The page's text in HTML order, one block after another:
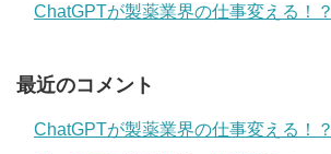
ChatGPTが製薬業界の仕事変える！？
最近のコメント
ChatGPTが製薬業界の仕事変える！？